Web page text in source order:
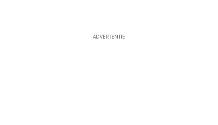
ADVERTENTIE